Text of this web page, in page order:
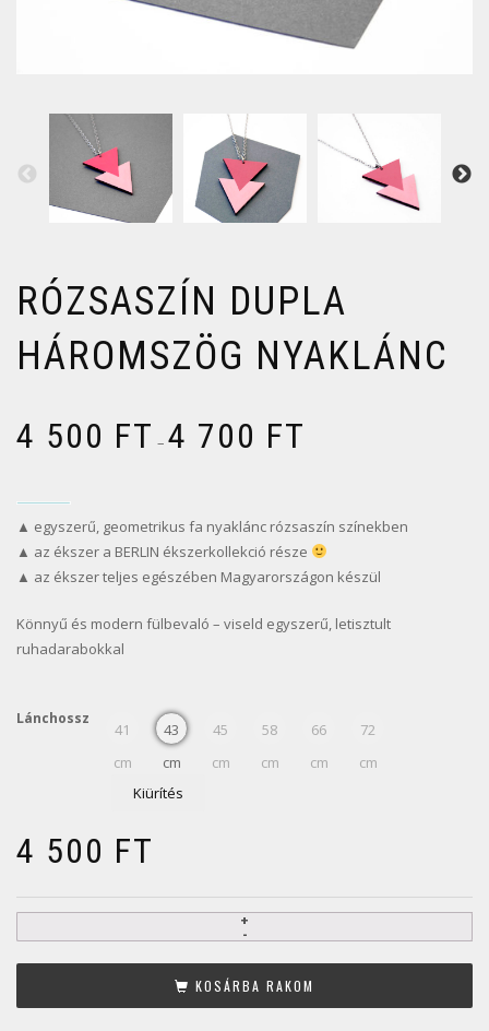
RÓZSASZÍN DUPLA
HÁROMSZÖG NYAKLÁNC
4 500 FT – 4 700 FT
▲ egyszerű, geometrikus fa nyaklánc rózsaszín színekben
▲ az ékszer a BERLIN ékszerkollekció része
▲ az ékszer teljes egészében Magyarországon készül
Könnyű és modern fülbevaló – viseld egyszerű, letisztult
ruhadarabokkal
Lánchossz
41
cm
43
cm
45
cm
58
cm
66
cm
72
cm
Kiürítés
4 500 FT
KOSÁRBA RAKOM